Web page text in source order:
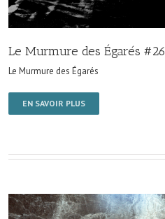
Le Murmure des Égarés #26
Le Murmure des Égarés
EN SAVOIR PLUS